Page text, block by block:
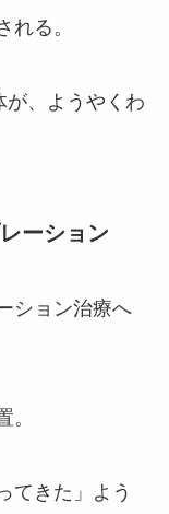
れる。
が、ようやくわ
ーション
ション治療へ
。
てきた」よう